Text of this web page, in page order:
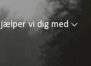
vi dig med